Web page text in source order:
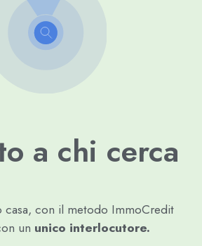
a chi cerca
casa, con il metodo ImmoCredit
un unico interlocutore.